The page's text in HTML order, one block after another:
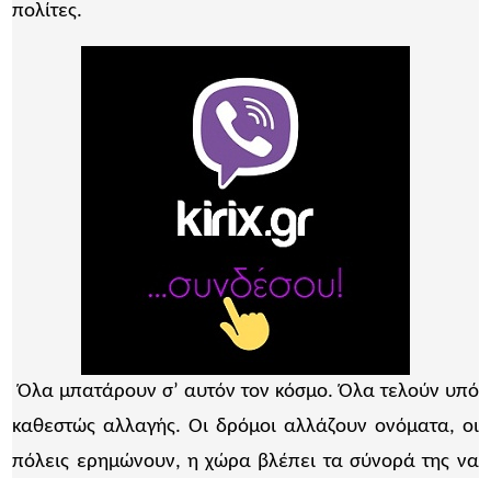
πολίτες.
Όλα μπατάρουν σ’ αυτόν τον κόσμο. Όλα τελούν υπό
καθεστώς αλλαγής. Οι δρόμοι αλλάζουν ονόματα, οι
πόλεις ερημώνουν, η χώρα βλέπει τα σύνορά της να